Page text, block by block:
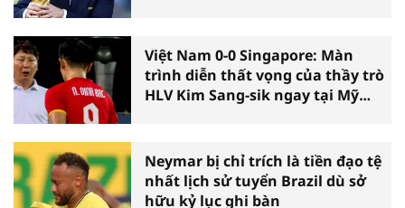
Việt Nam 0-0 Singapore: Màn
trình diễn thất vọng của thầy trò
HLV Kim Sang-sik ngay tại Mỹ
Neymar bị chỉ trích là tiền đạo tệ
nhất lịch sử tuyển Brazil dù sở
hữu kỷ lục ghi bàn